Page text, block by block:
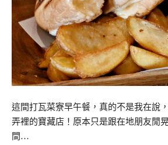
這間打瓦菜寮早午餐，真的不是我在說
弄裡的寶藏店！原本只是跟在地朋友閒
間…